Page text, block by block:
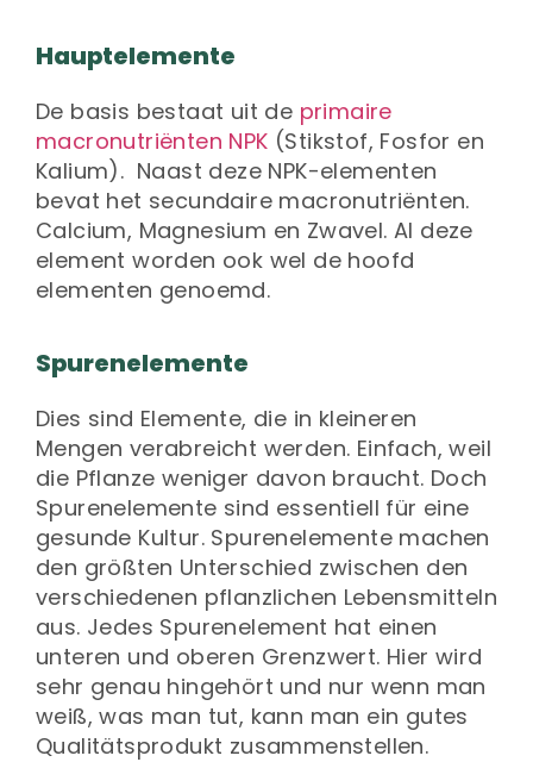
Hauptelemente
De basis bestaat uit de primaire
macronutriënten NPK (Stikstof, Fosfor en
Kalium). Naast deze NPK-elementen
bevat het secundaire macronutriënten.
Calcium, Magnesium en Zwavel. Al deze
element worden ook wel de hoofd
elementen genoemd.
Spurenelemente
Dies sind Elemente, die in kleineren
Mengen verabreicht werden. Einfach, weil
die Pflanze weniger davon braucht. Doch
Spurenelemente sind essentiell für eine
gesunde Kultur. Spurenelemente machen
den größten Unterschied zwischen den
verschiedenen pflanzlichen Lebensmitteln
aus. Jedes Spurenelement hat einen
unteren und oberen Grenzwert. Hier wird
sehr genau hingehört und nur wenn man
weiß, was man tut, kann man ein gutes
Qualitätsprodukt zusammenstellen.